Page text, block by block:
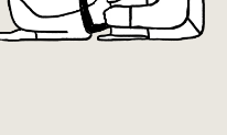
pensamentos